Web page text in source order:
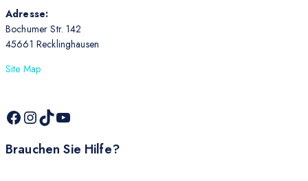
Adresse:
Bochumer Str. 142
45661 Recklinghausen
Site Map
Brauchen Sie Hilfe?